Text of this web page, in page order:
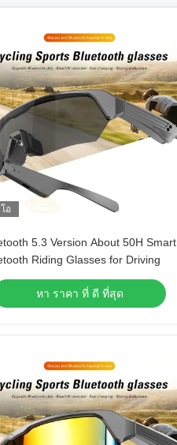
อ
5.3 Version About 50H Smart
Riding Glasses for Driving
หา ราคา ที่ ดี ที่สุด